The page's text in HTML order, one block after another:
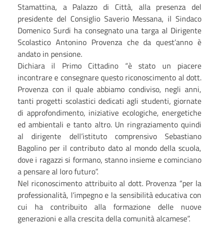
Stamattina, a Palazzo di Città, alla presenza del
presidente del Consiglio Saverio Messana, il Sindaco
Domenico Surdi ha consegnato una targa al Dirigente
Scolastico Antonino Provenza che da quest’anno è
andato in pensione.
Dichiara il Primo Cittadino “è stato un piacere
incontrare e consegnare questo riconoscimento al dott.
Provenza con il quale abbiamo condiviso, negli anni,
tanti progetti scolastici dedicati agli studenti, giornate
di approfondimento, iniziative ecologiche, energetiche
ed ambientali e tanto altro. Un ringraziamento quindi
al dirigente dell’istituto comprensivo Sebastiano
Bagolino per il contributo dato al mondo della scuola,
dove i ragazzi si formano, stanno insieme e cominciano
a pensare al loro futuro”.
Nel riconoscimento attribuito al dott. Provenza “per la
professionalità, l’impegno e la sensibilità educativa con
cui ha contribuito alla formazione delle nuove
generazioni e alla crescita della comunità alcamese”.